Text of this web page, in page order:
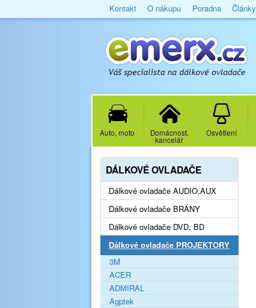
Kontakt O nákupu Poradna Články
Auto, moto Domácnost,
kancelář
Osvětlení
DÁLKOVÉ OVLADAČE
Dálkové ovladače AUDIO,AUX
Dálkové ovladače BRÁNY
Dálkové ovladače DVD, BD
Dálkové ovladače PROJEKTORY
3M
ACER
ADMIRAL
Agptek